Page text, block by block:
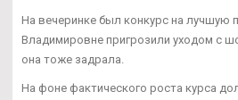
На вечеринке был конкурс на лучшую
Владимировне пригрозили уходом с
она тоже задрала.
На фоне фактического роста курса